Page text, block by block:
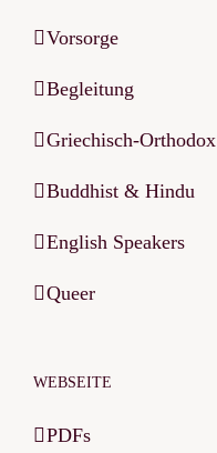
Vorsorge
Begleitung
Griechisch-Orthodox
Buddhist & Hindu
English Speakers
Queer
WEBSEITE
PDFs